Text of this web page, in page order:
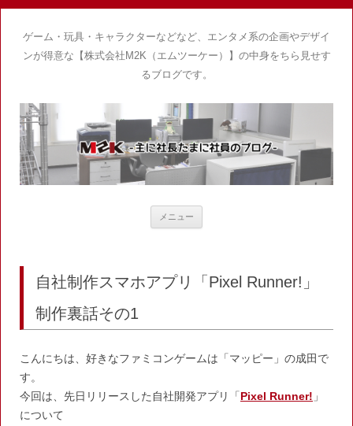
ゲーム・玩具・キャラクターなどなど、エンタメ系の企画やデザイ
ンが得意な【株式会社M2K（エムツーケー）】の中身をちら見せす
るブログです。
メニュー
ス
キ
自社制作スマホアプリ「Pixel Runner!」
制作裏話その1
こんにちは、好きなファミコンゲームは「マッピー」の成田で
す。
今回は、先日リリースした自社開発アプリ「Pixel Runner! 」
について